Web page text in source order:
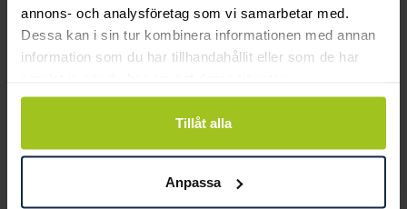
annons- och analysföretag som vi samarbetar med.
Dessa kan i sin tur kombinera informationen med annan
information som du har tillhandahållit eller som de har
Tillåt alla
Anpassa
Lily and Rose
Ivory
Mockberg